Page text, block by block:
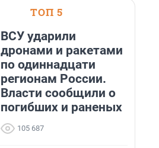
ТОП 5
ВСУ ударили
дронами и ракетами
по одиннадцати
регионам России.
Власти сообщили о
погибших и раненых
105 687